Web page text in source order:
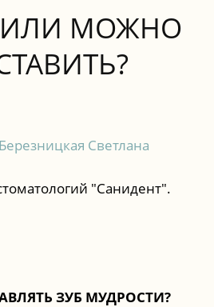
ИЛИ МОЖНО
Березницкая Светлана
"Санидент".
ЗУБ МУДРОСТИ?